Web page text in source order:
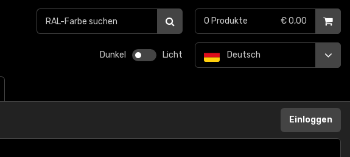
Dunkel Licht Deutsch
0 Produkte € 0,00
Einloggen